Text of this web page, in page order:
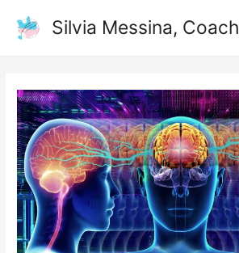
contenido
Silvia Messina, Coach
de
entradas